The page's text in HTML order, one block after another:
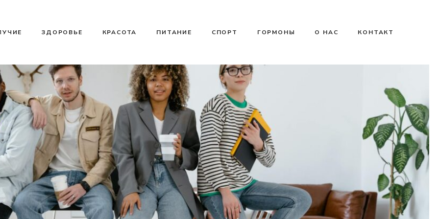
ЗДОРОВЬЕ КРАСОТА ПИТАНИЕ СПОРТ ГОРМОНЫ О НАС КОНТАКТ